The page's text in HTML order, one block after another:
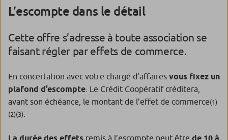
L’escompte dans le détail
Cette offre s’adresse à toute association se
faisant régler par effets de commerce.
En concertation avec votre chargé d’affaires vous fixez un
plafond d’escompte . Le Crédit Coopératif créditera,
avant son échéance, le montant de l’effet de commerce(1)
(2)(3)
La durée des effets remis à l’escompte peut être de 10 à